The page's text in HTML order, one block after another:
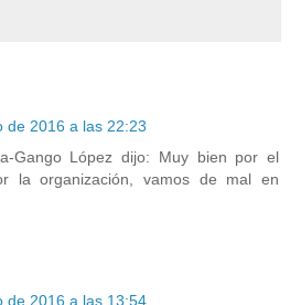
de 2016 a las 22:23
Gango López dijo: Muy bien por el
la organización, vamos de mal en
de 2016 a las 13:54